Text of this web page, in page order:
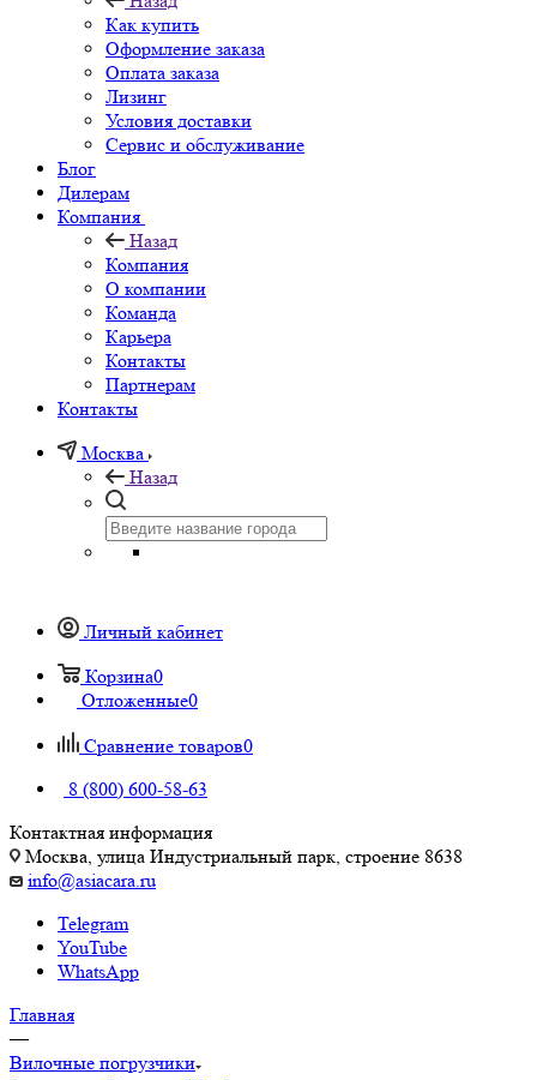
Как купить
Оформление заказа
Оплата заказа
Лизинг
Условия доставки
Сервис и обслуживание
Блог
Дилерам
Компания
Назад
Компания
О компании
Команда
Карьера
Контакты
Партнерам
Контакты
Москва
Назад
Личный кабинет
Корзина0
Отложенные0
Сравнение товаров0
8 (800) 600-58-63
Контактная информация
Москва, улица Индустриальный парк, строение 8638
info@asiacara.ru
Telegram
YouTube
WhatsApp
Главная
—
Вилочные погрузчики